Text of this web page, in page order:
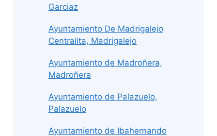
Garciaz
Ayuntamiento De Madrigalejo
Centralita, Madrigalejo
Ayuntamiento de Madroñera,
Madroñera
Ayuntamiento de Palazuelo,
Palazuelo
Ayuntamiento de Ibahernando